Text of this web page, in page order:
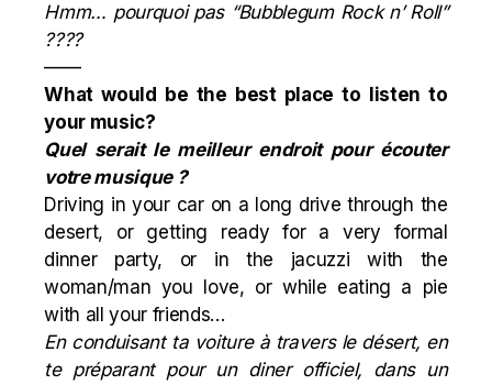
Hmm… pourquoi pas “Bubblegum Rock n’ Roll”
????
——
What would be the best place to listen to
your music?
Quel serait le meilleur endroit pour écouter
votre musique ?
Driving in your car on a long drive through the
desert, or getting ready for a very formal
dinner party, or in the jacuzzi with the
woman/man you love, or while eating a pie
with all your friends…
En conduisant ta voiture à travers le désert, en
te préparant pour un diner officiel, dans un